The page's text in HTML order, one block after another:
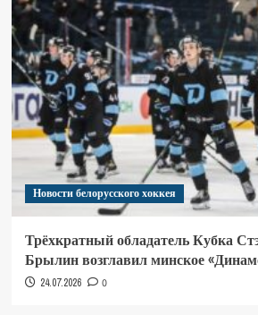
Новости белорусского хоккея
Трёхкратный обладатель Кубка
Брылин возглавил минское
24.07.2026 0